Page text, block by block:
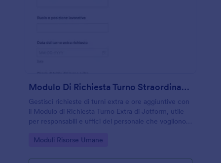
Modulo Di Richiesta Turno Straordinario
Gestisci richieste di turni extra e ore aggiuntive con
il Modulo di Richiesta Turno Extra di Jotform, utile
per responsabili e uffici del personale che vogliono
ordinato.
Go to Category:
Moduli Risorse Umane